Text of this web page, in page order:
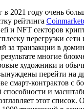
в 2021 году очень
рейтинга
и NFT секторов
перегрузки сети
за транзакции в
многие
художники и
перейти на
смарт-контрактов с
и
этот список.